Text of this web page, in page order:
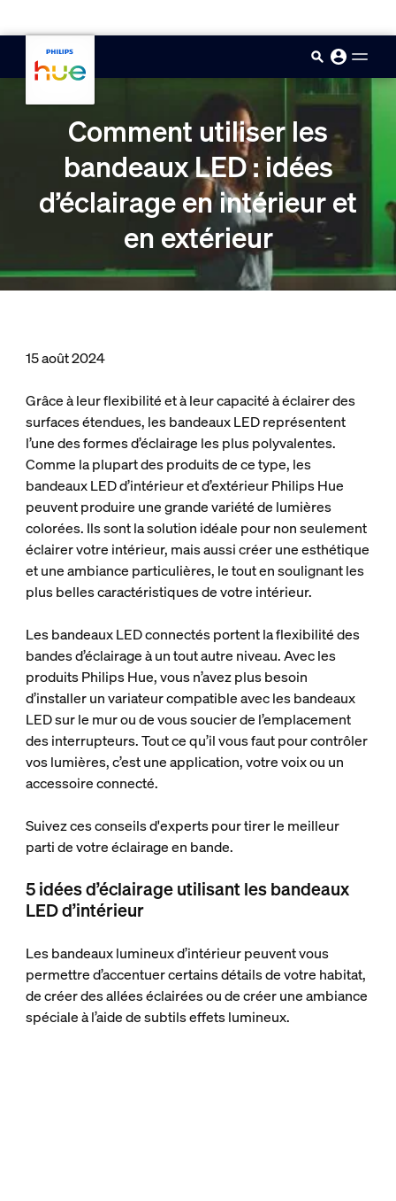
Comment utiliser les
bandeaux LED : idées
d’éclairage en intérieur et
en extérieur
15 août 2024
Grâce à leur flexibilité et à leur capacité à éclairer des
surfaces étendues, les bandeaux LED représentent
l’une des formes d’éclairage les plus polyvalentes.
Comme la plupart des produits de ce type, les
bandeaux LED d’intérieur et d’extérieur Philips Hue
peuvent produire une grande variété de lumières
colorées. Ils sont la solution idéale pour non seulement
éclairer votre intérieur, mais aussi créer une esthétique
et une ambiance particulières, le tout en soulignant les
plus belles caractéristiques de votre intérieur.
Les bandeaux LED connectés portent la flexibilité des
bandes d’éclairage à un tout autre niveau. Avec les
produits Philips Hue, vous n’avez plus besoin
d’installer un variateur compatible avec les bandeaux
LED sur le mur ou de vous soucier de l’emplacement
des interrupteurs. Tout ce qu’il vous faut pour contrôler
vos lumières, c’est une application, votre voix ou un
accessoire connecté.
Suivez ces conseils d'experts pour tirer le meilleur
parti de votre éclairage en bande.
5 idées d’éclairage utilisant les bandeaux
LED d’intérieur
Les bandeaux lumineux d’intérieur peuvent vous
permettre d’accentuer certains détails de votre habitat,
de créer des allées éclairées ou de créer une ambiance
spéciale à l’aide de subtils effets lumineux.